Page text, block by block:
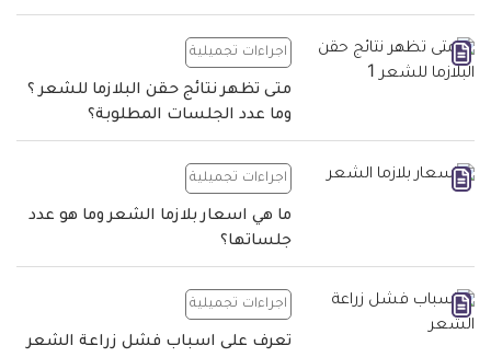
اجراءات تجميلية
متى تظهر نتائج حقن البلازما للشعر ؟
وما عدد الجلسات المطلوبة؟
اجراءات تجميلية
ما هي اسعار بلازما الشعر وما هو عدد
جلساتها؟
اجراءات تجميلية
تعرف على اسباب فشل زراعة الشعر